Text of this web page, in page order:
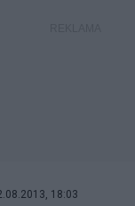
18:03